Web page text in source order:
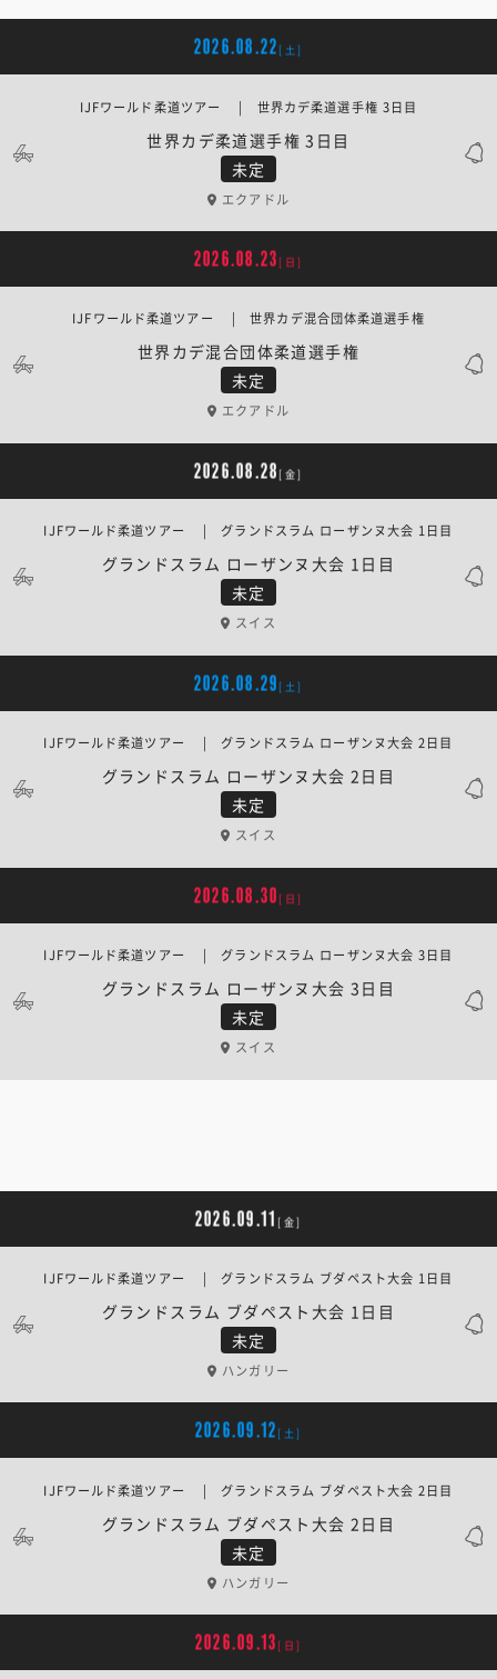
2026.08.22 [土]
未定
世界カデ柔道選手権 3日目
IJFワールド柔道ツアー | 世界カデ柔道選手権 3日目
エクアドル
2026.08.23 [日]
未定
世界カデ混合団体柔道選手権
IJFワールド柔道ツアー | 世界カデ混合団体柔道選手権
エクアドル
2026.08.28 [金]
未定
グランドスラム ローザンヌ大会 1日目
IJFワールド柔道ツアー | グランドスラム ローザンヌ大会 1日目
スイス
2026.08.29 [土]
未定
グランドスラム ローザンヌ大会 2日目
IJFワールド柔道ツアー | グランドスラム ローザンヌ大会 2日目
スイス
2026.08.30 [日]
未定
グランドスラム ローザンヌ大会 3日目
IJFワールド柔道ツアー | グランドスラム ローザンヌ大会 3日目
スイス
2026.09.11 [金]
未定
グランドスラム ブダペスト大会 1日目
IJFワールド柔道ツアー | グランドスラム ブダペスト大会 1日目
ハンガリー
2026.09.12 [土]
未定
グランドスラム ブダペスト大会 2日目
IJFワールド柔道ツアー | グランドスラム ブダペスト大会 2日目
ハンガリー
2026.09.13 [日]